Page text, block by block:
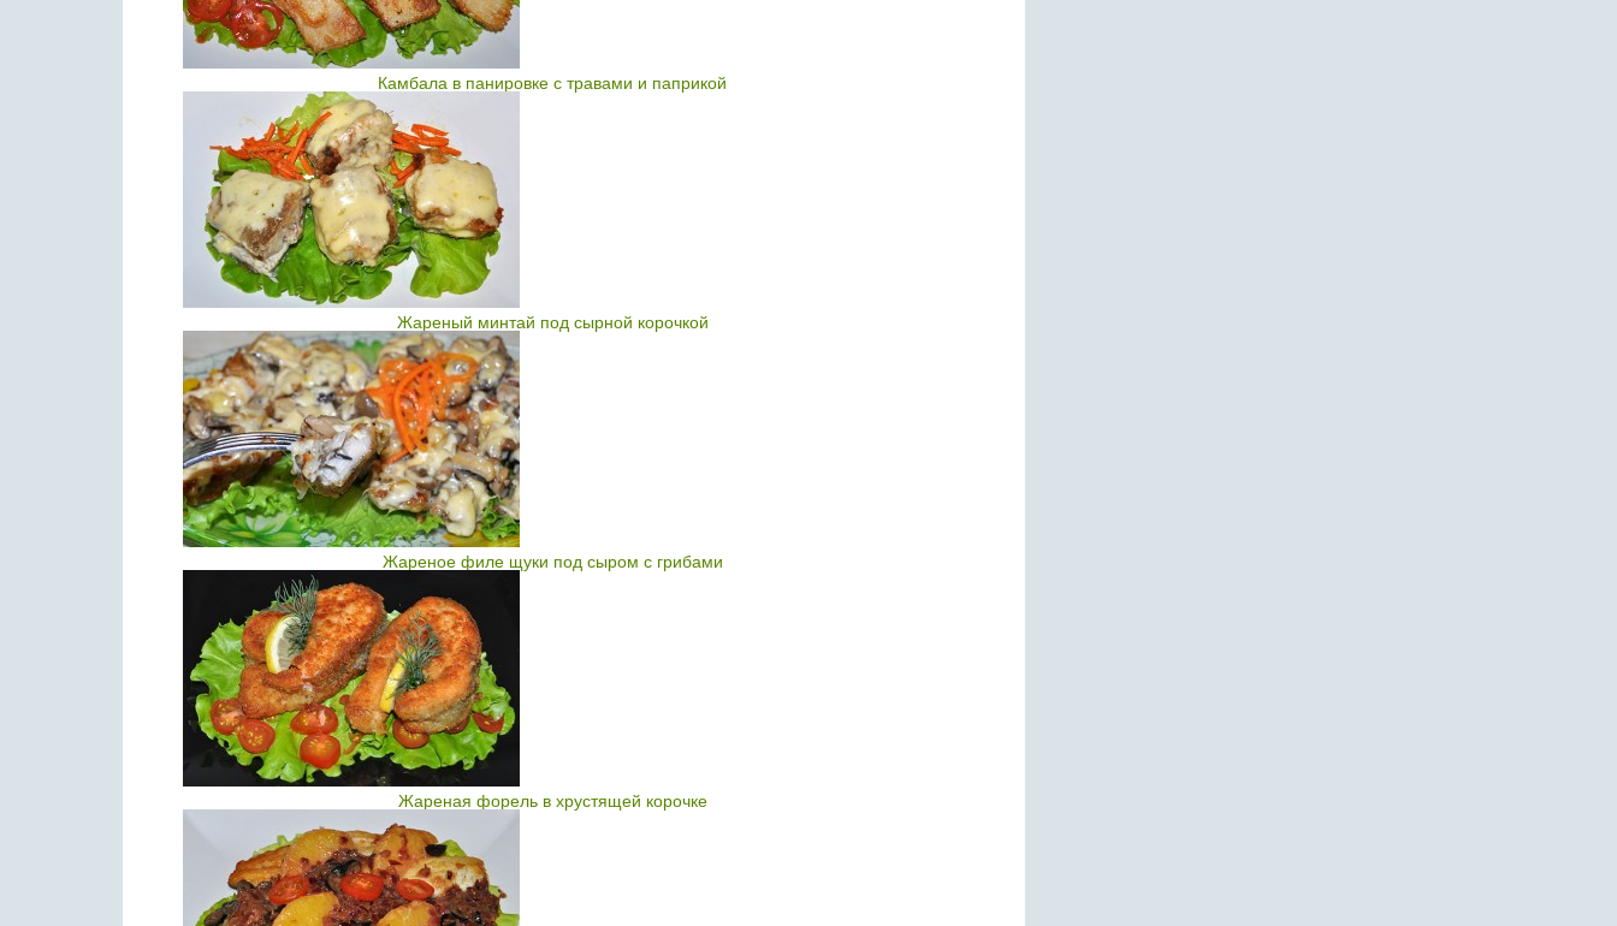
Камбала в панировке с травами и паприкой
Жареный минтай под сырной корочкой
Жареное филе щуки под сыром с грибами
Жареная форель в хрустящей корочке